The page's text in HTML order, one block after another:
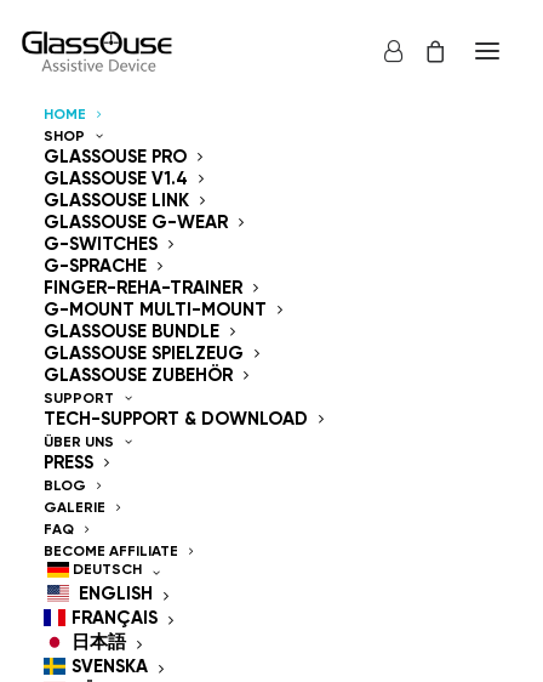
HOME
SHOP
GLASSOUSE PRO
GLASSOUSE V1.4
GLASSOUSE LINK
GLASSOUSE G-WEAR
G-SWITCHES
G-SPRACHE
FINGER-REHA-TRAINER
G-MOUNT MULTI-MOUNT
GLASSOUSE BUNDLE
GLASSOUSE SPIELZEUG
GLASSOUSE ZUBEHÖR
SUPPORT
TECH-SUPPORT & DOWNLOAD
ÜBER UNS
PRESS
BLOG
GALERIE
FAQ
BECOME AFFILIATE
DEUTSCH
ENGLISH
FRANÇAIS
日本語
SVENSKA
Steuergeräte
Freihändig
GlassOuse — The
World's #1 Hands-Free
Mouse & Head
Controlled Mouse for
People With
Disabilities